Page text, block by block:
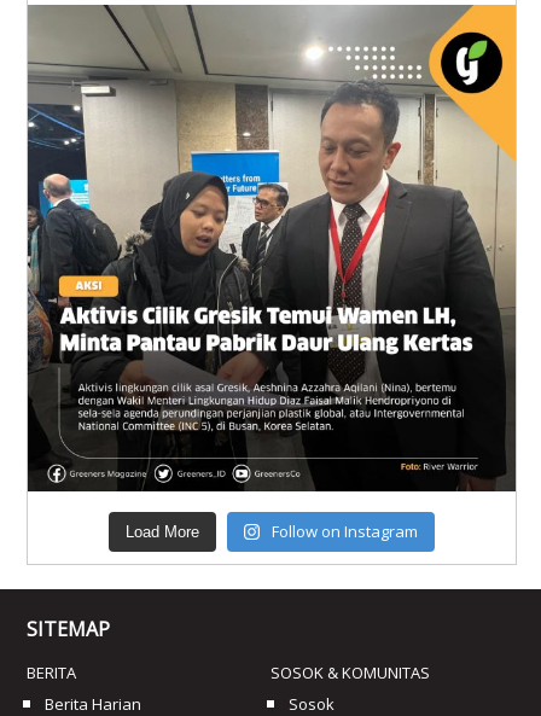
Load More Follow on Instagram
SITEMAP
BERITA
Berita Harian
SOSOK & KOMUNITAS
Sosok